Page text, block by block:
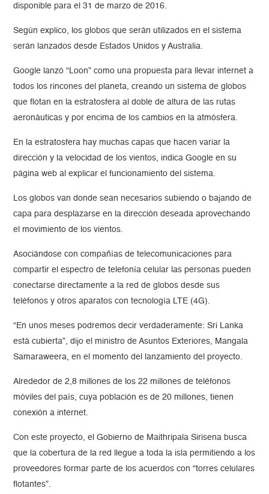
disponible para el 31 de marzo de 2016.
Según explico, los globos que serán utilizados en el sistema
serán lanzados desde Estados Unidos y Australia.
Google lanzó “Loon” como una propuesta para llevar internet a
todos los rincones del planeta, creando un sistema de globos
que flotan en la estratosfera al doble de altura de las rutas
aeronáuticas y por encima de los cambios en la atmósfera.
En la estratosfera hay muchas capas que hacen variar la
dirección y la velocidad de los vientos, indica Google en su
página web al explicar el funcionamiento del sistema.
Los globos van donde sean necesarios subiendo o bajando de
capa para desplazarse en la dirección deseada aprovechando
el movimiento de los vientos.
Asociándose con compañías de telecomunicaciones para
compartir el espectro de telefonía celular las personas pueden
conectarse directamente a la red de globos desde sus
teléfonos y otros aparatos con tecnología LTE (4G).
“En unos meses podremos decir verdaderamente: Sri Lanka
está cubierta”, dijo el ministro de Asuntos Exteriores, Mangala
Samaraweera, en el momento del lanzamiento del proyecto.
Alrededor de 2,8 millones de los 22 millones de teléfonos
móviles del país, cuya población es de 20 millones, tienen
conexión a internet.
Con este proyecto, el Gobierno de Maithripala Sirisena busca
que la cobertura de la red llegue a toda la isla permitiendo a los
proveedores formar parte de los acuerdos con “torres celulares
flotantes”.